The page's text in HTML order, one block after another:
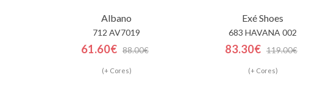
Albano
712 AV7019
61.60€ 88.00€
(+ Cores)
Exé Shoes
683 HAVANA 002
83.30€ 119.00€
(+ Cores)